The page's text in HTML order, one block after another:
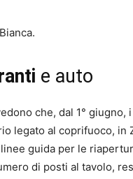
e auto
che, dal 1°
legato al coprifuoco, in
guida per le
di posti al tavolo,